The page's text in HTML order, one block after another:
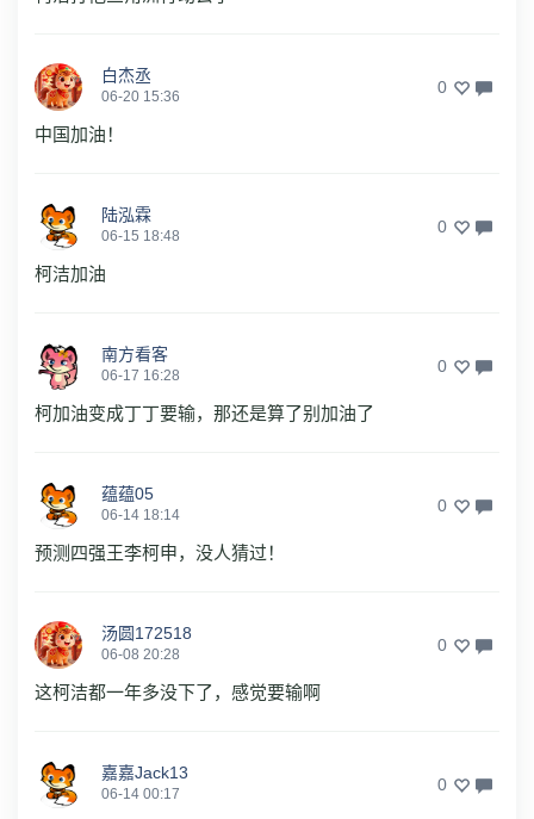
白杰丞
06-20 15:36 0
中国加油！
陆泓霖
06-15 18:48 0
柯洁加油
南方看客
06-17 16:28 0
柯加油变成丁丁要输，那还是算了别加油了
蕴蕴05
06-14 18:14 0
预测四强王李柯申，没人猜过！
汤圆172518
06-08 20:28 0
这柯洁都一年多没下了，感觉要输啊
嘉嘉Jack13
06-14 00:17 0